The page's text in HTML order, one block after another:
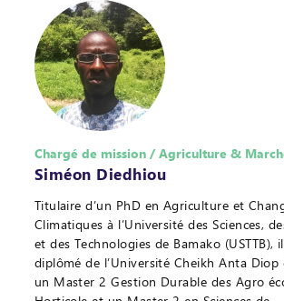
Chargé de mission / Agriculture &
Siméon Diedhiou
Titulaire d’un PhD en Agriculture et
Climatiques à l’Université des Sciences,
et des Technologies de Bamako (USTTB),
diplômé de l’Université Cheikh Anta Diop
un Master 2 Gestion Durable des Agro